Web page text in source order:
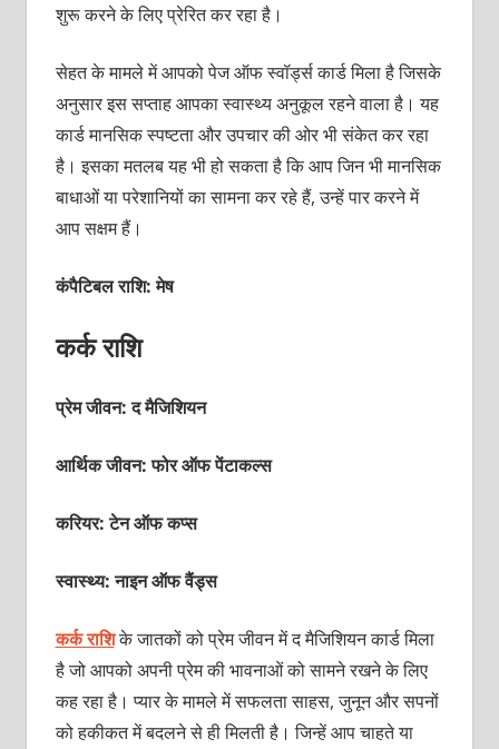
शुरू करने के लिए प्रेरित कर रहा है।
सेहत के मामले में आपको पेज ऑफ स्‍वॉर्ड्स कार्ड मिला है जिसके
अनुसार इस सप्‍ताह आपका स्‍वास्‍थ्‍य अनुकूल रहने वाला है। यह
कार्ड मानसिक स्‍पष्‍टता और उपचार की ओर भी संकेत कर रहा
है। इसका मतलब यह भी हो सकता है कि आप जिन भी मानसिक
बाधाओं या परेशानियों का सामना कर रहे हैं, उन्‍हें पार करने में
आप सक्षम हैं।
कंपैटिबल राशि: मेष
कर्क राशि
प्रेम जीवन: द मैजिशियन
आर्थिक जीवन: फोर ऑफ पेंटाकल्‍स
करियर: टेन ऑफ कप्‍स
स्वास्थ्य: नाइन ऑफ वैंड्स
कर्क राशिके जातकों को प्रेम जीवन में द मैजिशियन कार्ड मिला
है जो आपको अपनी प्रेम की भावनाओं को सामने रखने के लिए
कह रहा है। प्‍यार के मामले में सफलता साहस, जुनून और सपनों
को हकीकत में बदलने से ही मिलती है। जिन्‍हें आप चाहते या